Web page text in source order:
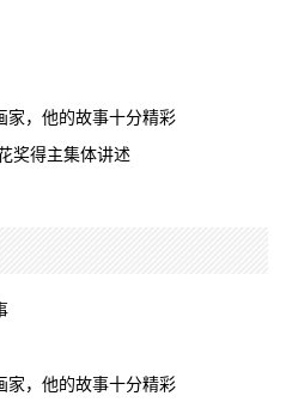
家，他的故事十分精彩
奖得主集体讲述
家，他的故事十分精彩